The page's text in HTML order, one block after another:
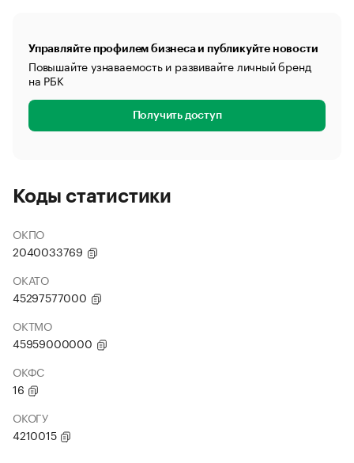
Управляйте профилем бизнеса и публикуйте новости
Повышайте узнаваемость и развивайте личный бренд
на РБК
Получить доступ
Коды статистики
ОКПО
2040033769
ОКАТО
45297577000
ОКТМО
45959000000
ОКФС
16
ОКОГУ
4210015